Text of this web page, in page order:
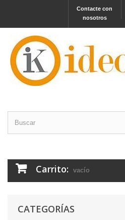
Contacte con
nosotros
Carrito: vacío
CATEGORÍAS